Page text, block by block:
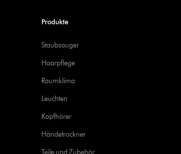
Produkte
Staubsauger
Haarpflege
Raumklima
Leuchten
Kopfhörer
Händetrockner